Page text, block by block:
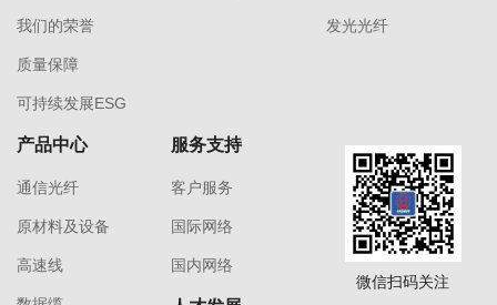
我们的荣誉
质量保障
可持续发展ESG
发光光纤
产品中心
通信光纤
原材料及设备
高速线
服务支持
客户服务
国际网络
国内网络
微信扫码关注